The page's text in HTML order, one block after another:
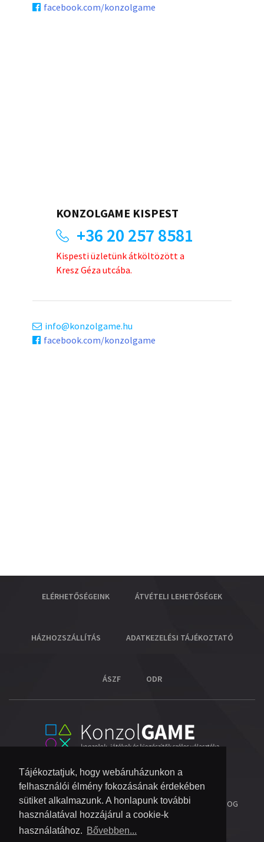
Tájékoztatjuk, hogy webáruházunkon a
felhasználói élmény fokozásának érdekében
sütiket alkalmazunk. A honlapunk további
használatával hozzájárul a cookie-k
használatához. Bővebben...
facebook.com/konzolgame
KONZOLGAME KISPEST
+36 20 257 8581
Kispesti üzletünk átköltözött a
Kresz Géza utcába.
info
konzolgame.hu
facebook.com/konzolgame
ELÉRHETŐSÉGEINK ÁTVÉTELI LEHETŐSÉGEK
HÁZHOZSZÁLLÍTÁS ADATKEZELÉSI TÁJÉKOZTATÓ
ÁSZF ODR
© 2026 COPYRIGHT KONZOL VIDEOGAME KFT.- MINDEN JOG
FENNTARTVA!